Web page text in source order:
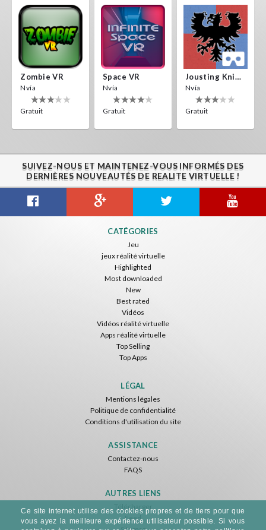
Zombie VR
Nvía
Gratuit
Space VR
Nvía
Gratuit
Jousting Knights VR
Nvía
Gratuit
SUIVEZ-NOUS ET MAINTENEZ-VOUS INFORMÉS DES
DERNIÈRES NOUVEAUTÉS DE REALITE VIRTUELLE !
CATÉGORIES
Jeu
jeux réalité virtuelle
Highlighted
Most downloaded
New
Best rated
Vidéos
Vidéos réalité virtuelle
Apps réalité virtuelle
Top Selling
Top Apps
LÉGAL
Mentions légales
Politique de confidentialité
Conditions d'utilisation du site
ASSISTANCE
Contactez-nous
FAQS
AUTRES LIENS
Télécharger
Feed
Ce site internet utilise des cookies propres et de tiers pour que
vous ayez la meilleure expérience utilisateur possible. Si vous